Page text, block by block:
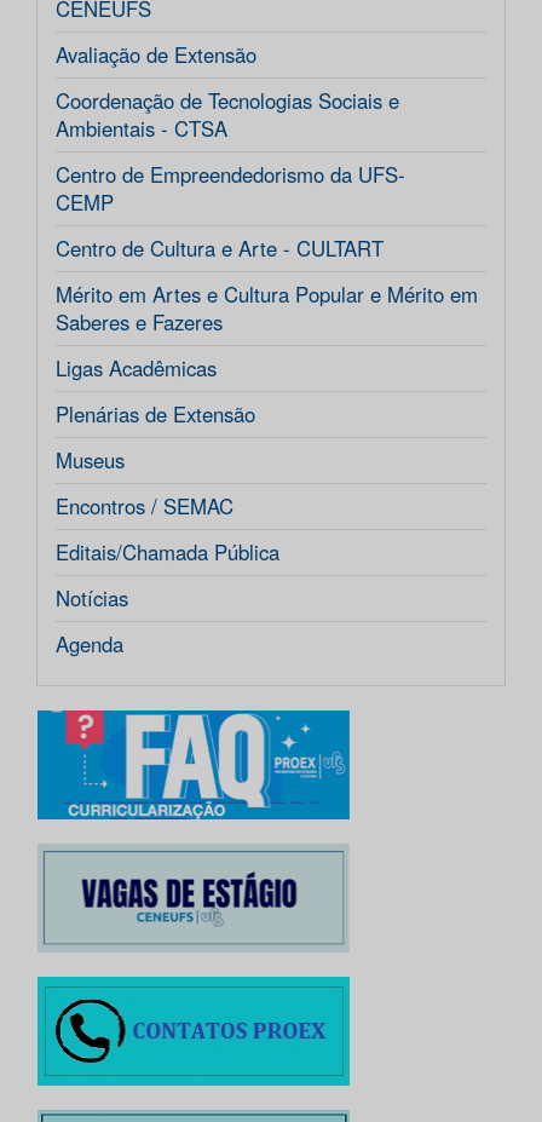
CENEUFS
Avaliação de Extensão
Coordenação de Tecnologias Sociais e
Ambientais - CTSA
Centro de Empreendedorismo da UFS-
CEMP
Centro de Cultura e Arte - CULTART
Mérito em Artes e Cultura Popular e Mérito em
Saberes e Fazeres
Ligas Acadêmicas
Plenárias de Extensão
Museus
Encontros / SEMAC
Editais/Chamada Pública
Notícias
Agenda